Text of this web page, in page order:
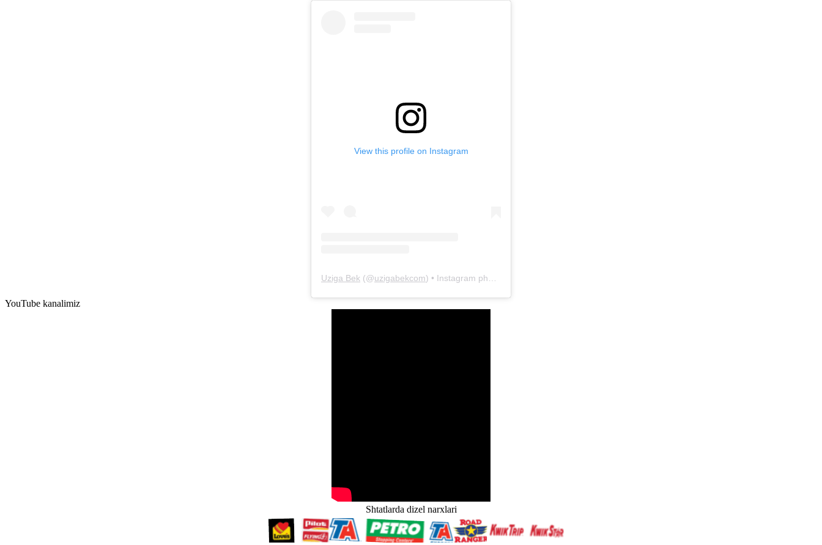
View this profile on Instagram
Uziga Bek (@uzigabekcom) • Instagram photos and videos
YouTube kanalimiz
Shtatlarda dizel narxlari